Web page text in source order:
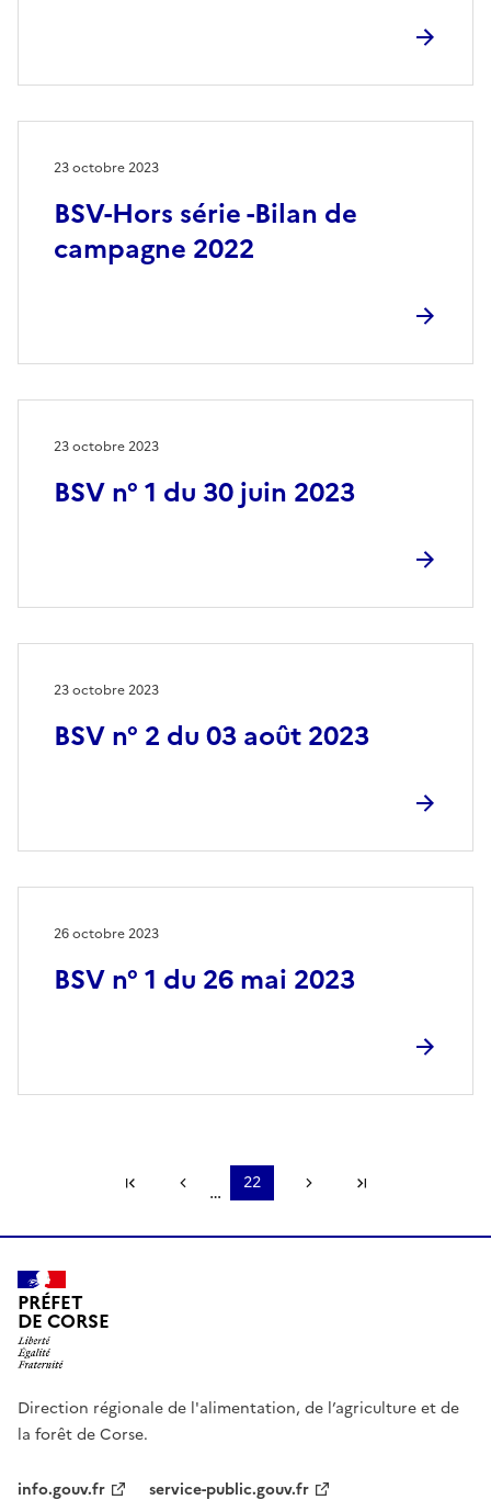
BSV-Hors série -Bilan de
campagne 2022
23 octobre 2023
BSV n° 1 du 30 juin 2023
23 octobre 2023
BSV n° 2 du 03 août 2023
23 octobre 2023
BSV n° 1 du 26 mai 2023
26 octobre 2023
Première pagePage précédente
… 22 Page suivante
PRÉFET
DE CORSE
Direction régionale de l'alimentation, de l’agriculture et de
la forêt de Corse.
info.gouv.fr service-public.gouv.fr